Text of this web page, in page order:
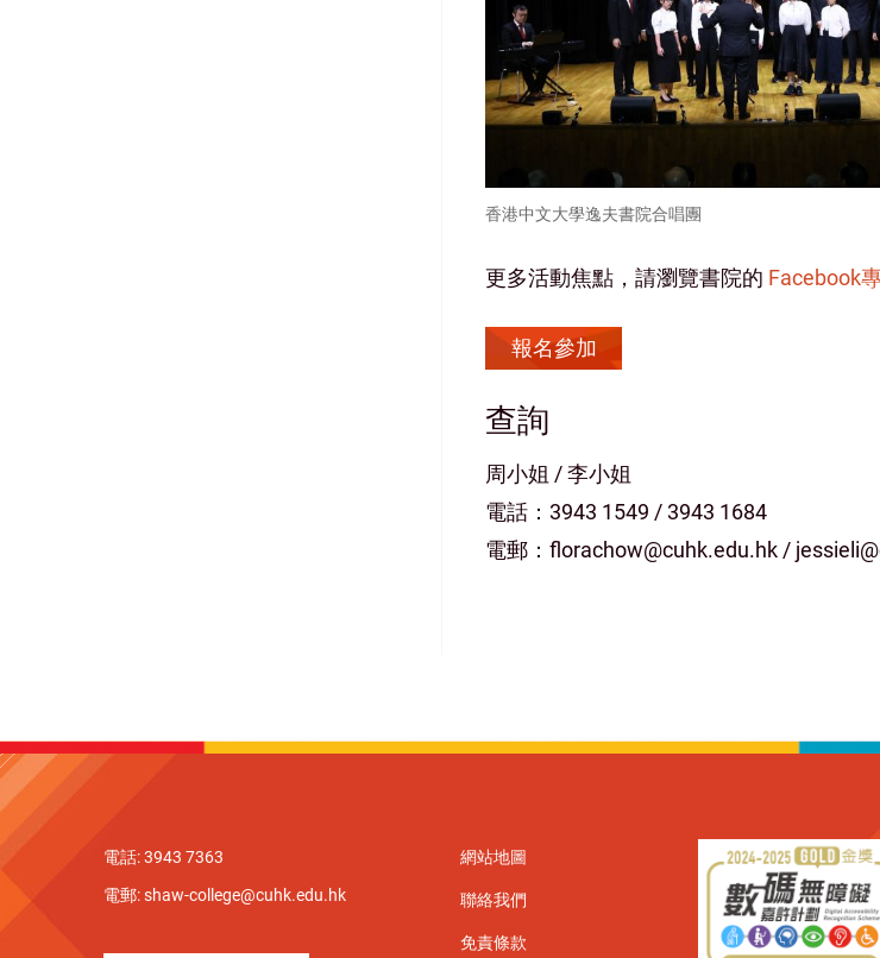
香港中文大學逸夫書院合唱團
更多活動焦點，請瀏覽書院的 Facebook
報名參加
查詢
周小姐 / 李小姐
電話：3943 1549 / 3943 1684
電郵：florachow@cuhk.edu.hk /
電話: 3943 7363
電郵:shaw-college@cuhk.edu.hk
網站地圖
聯絡我們
免責條款